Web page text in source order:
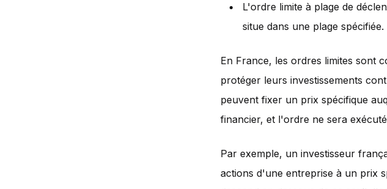
L'ordre limite à plage de
situe dans une plage spécifiée.
En France, les ordres limites sont
protéger leurs investissements
peuvent fixer un prix spécifique
financier, et l'ordre ne sera
Par exemple, un investisseur
actions d'une entreprise à un prix